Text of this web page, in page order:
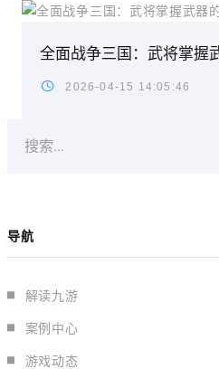
全面战争三国：武将掌握
2026-04-15 14:05:46
搜索...
导航
解读九游
案例中心
游戏动态